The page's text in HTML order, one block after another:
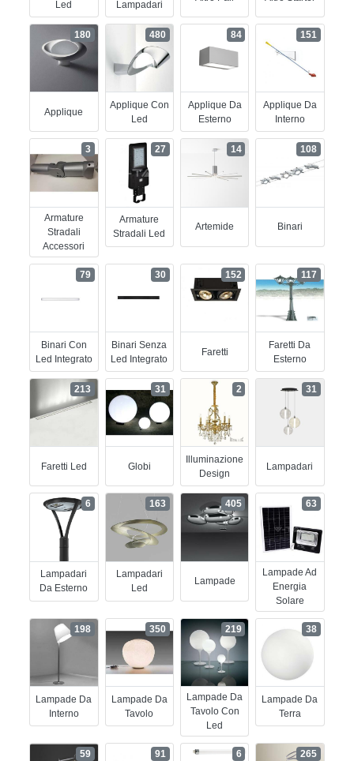
Led Lampadari
Applique
180
Applique Con
Led
480
Applique Da
Esterno
84
Applique Da
Interno
151
Armature
Stradali
Accessori
3
Armature
Stradali Led
27
Artemide
14
Binari
108
Binari Con
Led Integrato
79
Binari Senza
Led Integrato
30
Faretti
152
Faretti Da
Esterno
117
Faretti Led
213
Globi
31
Illuminazione
Design
2
Lampadari
31
Lampadari
Da Esterno
6
Lampadari
Led
163
Lampade
405
Lampade Ad
Energia
Solare
63
Lampade Da
Interno
198
Lampade Da
Tavolo
350
Lampade Da
Tavolo Con
Led
219
Lampade Da
Terra
38
59 91 6 265